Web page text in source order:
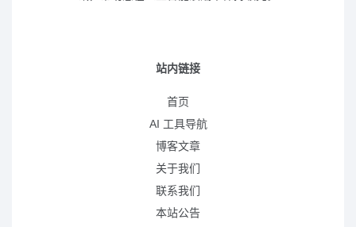
站内链接
首页
AI 工具导航
博客文章
关于我们
联系我们
本站公告